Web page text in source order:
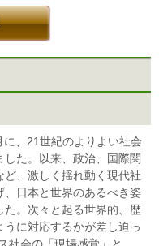
、21世紀のよりよい社会
た。以来、政治、国際関
、激しく揺れ動く現代社
日本と世界のあるべき姿
た。次々と起る世界的、歴
に対応するかが差し迫っ